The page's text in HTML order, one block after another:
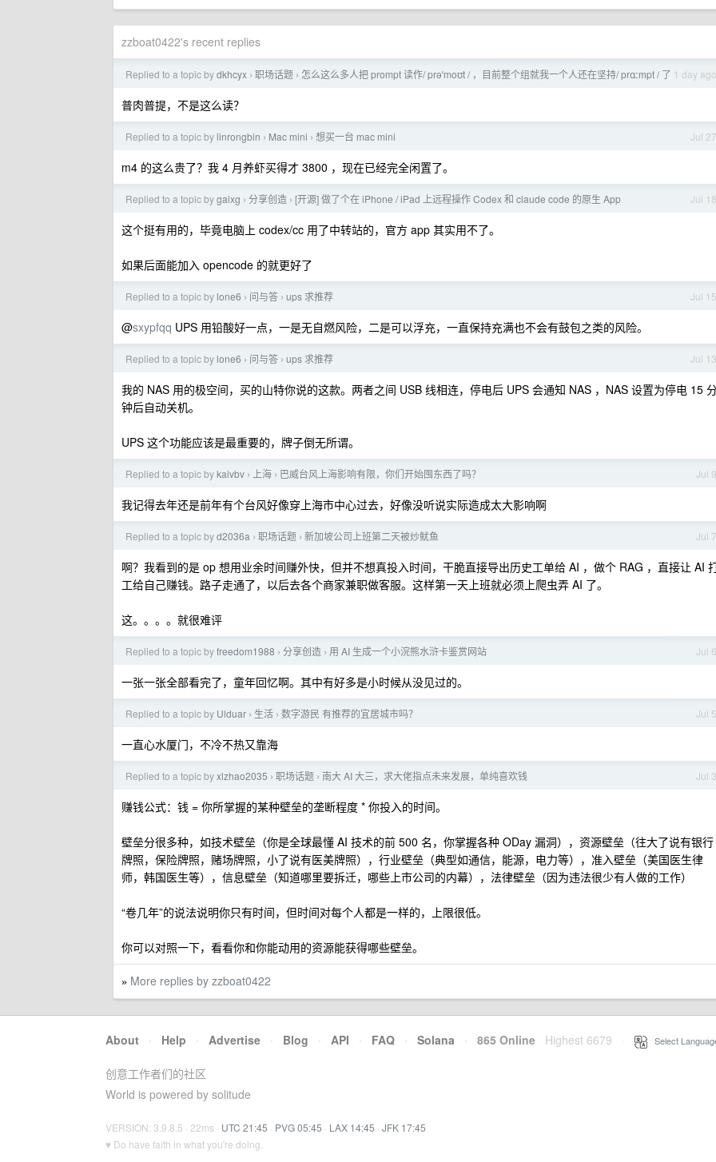
zzboat0422's recent replies
1 day ago
Replied to a topic bydkhcyx › 职场话题 › 怎么这么多人把 prompt 读作/ prəˈmoʊt / ，目前整个组就我一个人还在坚持/ prɑːmpt / 了
普肉普提，不是这么读？
Jul 27
Replied to a topic by linrongbin › Mac mini › 想买一台 mac mini
m4 的这么贵了？我 4 月养虾买得才 3800 ，现在已经完全闲置了。
Jul 18
Replied to a topic bygaixg › 分享创造 › [开源] 做了个在 iPhone / iPad 上远程操作 Codex 和 claude code 的原生 App
这个挺有用的，毕竟电脑上 codex/cc 用了中转站的，官方 app 其实用不了。
如果后面能加入 opencode 的就更好了
Jul 15
Replied to a topic by lone6 › 问与答 › ups 求推荐
@sxypfqq UPS 用铅酸好一点，一是无自燃风险，二是可以浮充，一直保持充满也不会有鼓包之类的风险。
Jul 13
Replied to a topic by lone6 › 问与答 › ups 求推荐
我的 NAS 用的极空间，买的山特你说的这款。两者之间 USB 线相连，停电后 UPS 会通知 NAS ，NAS 设置为停电 15
钟后自动关机。
UPS 这个功能应该是最重要的，牌子倒无所谓。
Jul 9
Replied to a topic bykaivbv › 上海 › 巴威台风上海影响有限，你们开始囤东西了吗？
我记得去年还是前年有个台风好像穿上海市中心过去，好像没听说实际造成太大影响啊
Jul 7
Replied to a topic byd2036a › 职场话题 › 新加坡公司上班第二天被炒鱿鱼
啊？我看到的是 op 想用业余时间赚外快，但并不想真投入时间，干脆直接导出历史工单给 AI ，做个 RAG ，直接让 AI
工给自己赚钱。路子走通了，以后去各个商家兼职做客服。这样第一天上班就必须上爬虫弄 AI 了。
这。。。。就很难评
Jul 6
Replied to a topic byfreedom1988 › 分享创造 › 用 AI 生成一个小浣熊水浒卡鉴赏网站
一张一张全部看完了，童年回忆啊。其中有好多是小时候从没见过的。
Jul 5
Replied to a topic by Ulduar › 生活 › 数字游民 有推荐的宜居城市吗？
一直心水厦门，不冷不热又靠海
Jul 3
Replied to a topic byxlzhao2035 › 职场话题 › 南大 AI 大三，求大佬指点未来发展，单纯喜欢钱
赚钱公式：钱 = 你所掌握的某种壁垒的垄断程度 * 你投入的时间。
壁垒分很多种，如技术壁垒（你是全球最懂 AI 技术的前 500 名，你掌握各种 ODay 漏洞），资源壁垒（往大了说有银行
牌照，保险牌照，赌场牌照，小了说有医美牌照），行业壁垒（典型如通信，能源，电力等），准入壁垒（美国医生律
师，韩国医生等），信息壁垒（知道哪里要拆迁，哪些上市公司的内幕），法律壁垒（因为违法很少有人做的工作）
“卷几年”的说法说明你只有时间，但时间对每个人都是一样的，上限很低。
你可以对照一下，看看你和你能动用的资源能获得哪些壁垒。
» More replies by zzboat0422
About · Help · Advertise · Blog · API · FAQ · Solana · 865 Online Highest 6679 Select
创意工作者们的社区
World is powered by solitude
VERSION: 3.9.8.5 · 22ms · UTC 21:45 · PVG 05:45 · LAX 14:45 · JFK 17:45
♥ Do have faith in what you're doing.